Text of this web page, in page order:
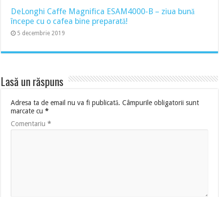
DeLonghi Caffe Magnifica ESAM4000-B – ziua bună
începe cu o cafea bine preparată!
5 decembrie 2019
Lasă un răspuns
Adresa ta de email nu va fi publicată. Câmpurile obligatorii sunt
marcate cu*
Comentariu*